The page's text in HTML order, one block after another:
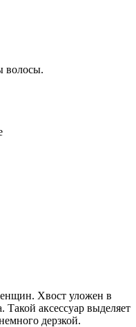
волосы.
Хвост уложен в
аксессуар выделяет
дерзкой.